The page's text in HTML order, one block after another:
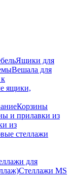
Ящики для
Вешала для
ящики,
Корзины
и прилавки из
из
стеллажи
для
Стеллажи MS